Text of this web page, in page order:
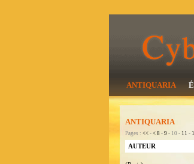
ANTIQUARIA
ANTIQUARIA
Pages : << - < 8 - 9 - 10 - 11 -
AUTEUR